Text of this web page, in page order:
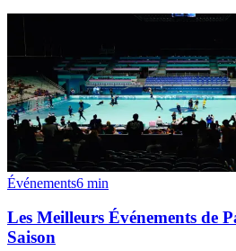
Événements6 min
Les Meilleurs Événements de
Saison